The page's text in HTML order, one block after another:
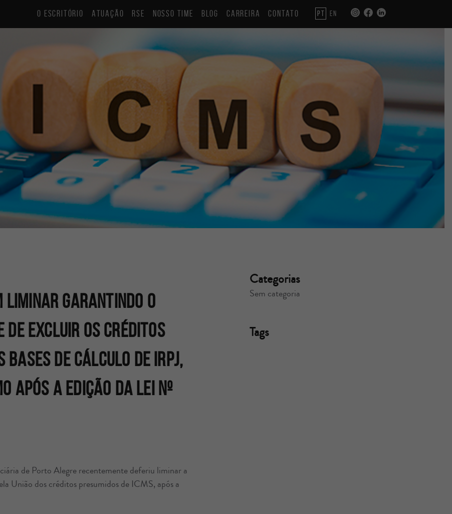
O ESCRITÓRIO ATUAÇÃO RSE NOSSO TIME BLOG CARREIRA CONTATO PT EN
GARANTINDO O
DE EXCLUIR OS CRÉDITOS
BASES DE CÁLCULO DE IRPJ,
APÓS A EDIÇÃO DA LEI Nº
de Porto Alegre recentemente deferiu liminar a
União dos créditos presumidos de ICMS, após a
Categorias
Sem categoria
Tags